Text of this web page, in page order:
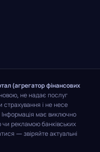
(агрегатор фінансових
не надає послуг
страхування і не несе
Інформація має виключно
рекламою банківських
— звіряйте актуальні